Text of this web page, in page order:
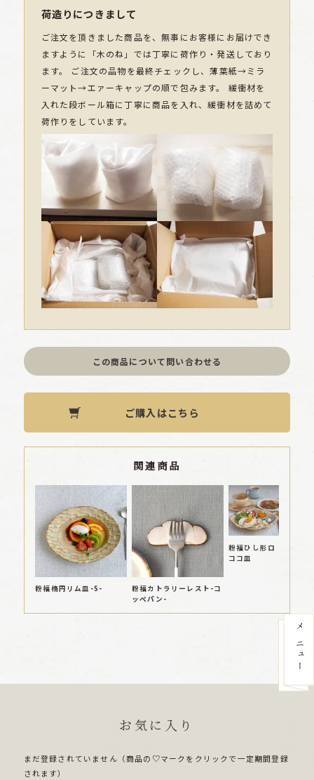
荷造りにつきまして
ご注文を頂きました商品を、無事にお客様にお届けでき
ますように「木のね」では丁寧に荷作り・発送しており
ます。 ご注文の品物を最終チェックし、薄葉紙→ミラ
ーマット→エァーキャップの順で包みます。 緩衝材を
入れた段ボール箱に丁寧に商品を入れ、緩衝材を詰めて
荷作りをしています。
この商品について問い合わせる
ご購入はこちら
関連商品
粉福楕円リム皿-S-
粉福カトラリーレスト-コ
ッペパン-
粉福ひし形ロ
ココ皿
お気に入り
まだ登録されていません（商品の♡マークをクリックで一定期間登録
されます）